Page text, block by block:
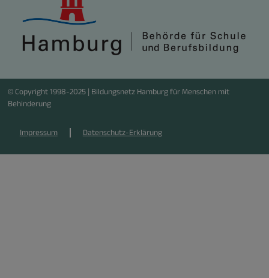
© Copyright 1998-2025 | Bildungsnetz Hamburg für Menschen mit
Behinderung
Impressum Datenschutz-Erklärung